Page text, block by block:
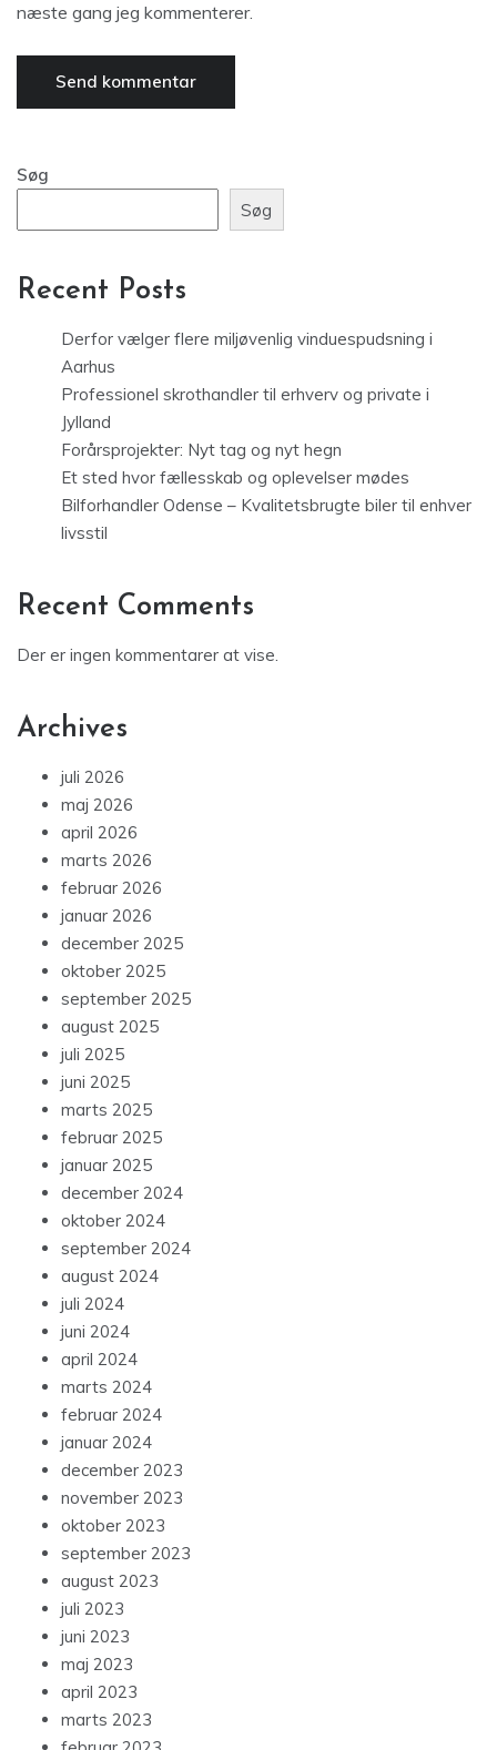
næste gang jeg kommenterer.
Søg
Søg
Recent Posts
Derfor vælger flere miljøvenlig vinduespudsning i
Aarhus
Professionel skrothandler til erhverv og private i
Jylland
Forårsprojekter: Nyt tag og nyt hegn
Et sted hvor fællesskab og oplevelser mødes
Bilforhandler Odense – Kvalitetsbrugte biler til enhver
livsstil
Recent Comments
Der er ingen kommentarer at vise.
Archives
juli 2026
maj 2026
april 2026
marts 2026
februar 2026
januar 2026
december 2025
oktober 2025
september 2025
august 2025
juli 2025
juni 2025
marts 2025
februar 2025
januar 2025
december 2024
oktober 2024
september 2024
august 2024
juli 2024
juni 2024
april 2024
marts 2024
februar 2024
januar 2024
december 2023
november 2023
oktober 2023
september 2023
august 2023
juli 2023
juni 2023
maj 2023
april 2023
marts 2023